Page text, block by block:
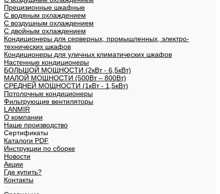
Прецизионные шкафные
С водяным охлаждением
С воздушным охлаждением
С двойным охлаждением
Кондиционеры для серверных, промышленных, электро-
технических шкафов
Кондиционеры для уличных климатических шкафов
Настенные кондиционеры
БОЛЬШОЙ МОЩНОСТИ (2кВт - 6,5кВт)
МАЛОЙ МОЩНОСТИ (500Вт – 800Вт)
СРЕДНЕЙ МОЩНОСТИ (1кВт - 1,5кВт)
Потолочные кондиционеры
Фильтрующие вентиляторы
LANMIR
О компании
Наше производство
Сертификаты
Каталоги PDF
Инструкции по сборке
Новости
Акции
Где купить?
Контакты